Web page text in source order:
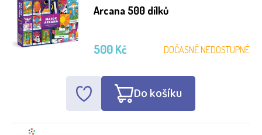
Arcana 500 dílků
DOČASNĚ NEDOSTUPNÉ
500 Kč
Do košíku